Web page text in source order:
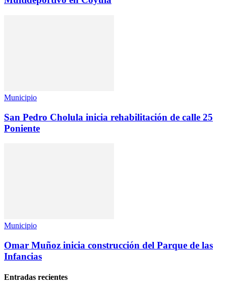
Municipio
San Pedro Cholula inicia rehabilitación de calle 25
Poniente
Municipio
Omar Muñoz inicia construcción del Parque de las
Infancias
Entradas recientes